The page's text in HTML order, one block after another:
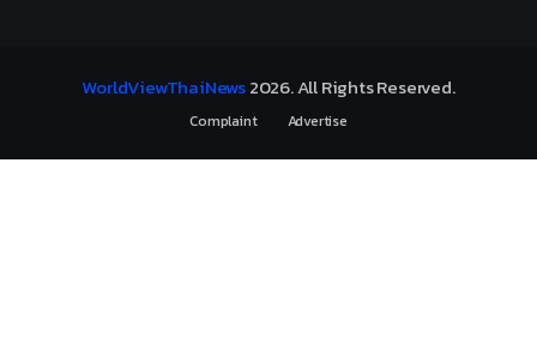
WorldViewThaiNews2026. All Rights Reserved.
Complaint Advertise